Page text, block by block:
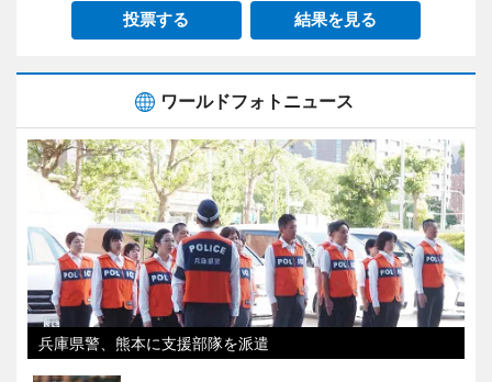
投票する 結果を見る
ワールドフォトニュース
兵庫県警、熊本に支援部隊を派遣